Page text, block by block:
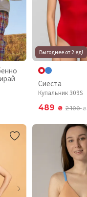
Выгоднее от 2 ед!
Сиеста
Купальник 309S
489 ₴ 2 100₴